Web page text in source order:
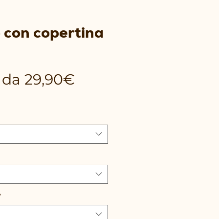
copertina
29,90€